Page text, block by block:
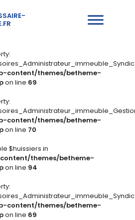
content/themes/betheme-
on line 69
content/themes/betheme-
on line 70
$huissiers in
themes/betheme-
on line 94
content/themes/betheme-
on line 69